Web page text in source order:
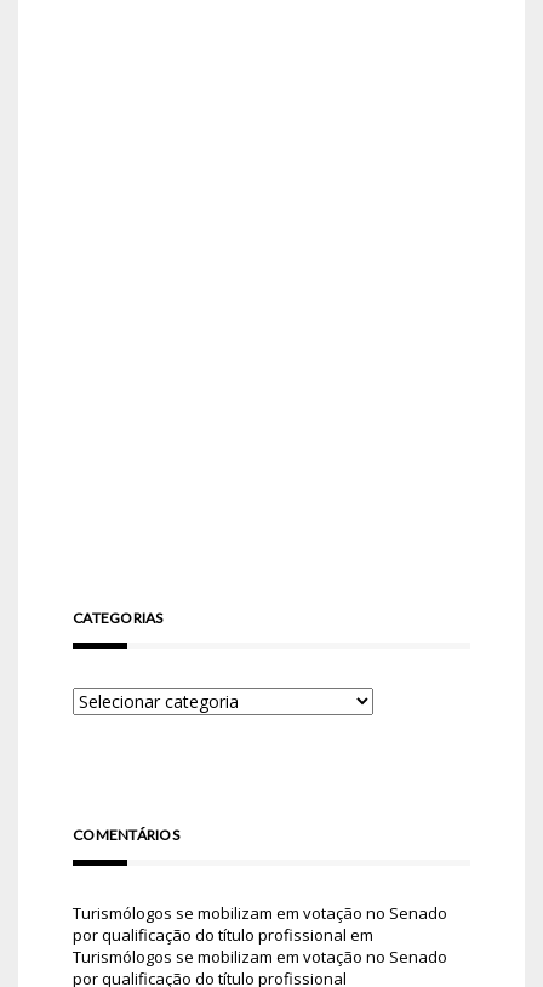
CATEGORIAS
COMENTÁRIOS
Turismólogos se mobilizam em votação no Senado
por qualificação do título profissional em
Turismólogos se mobilizam em votação no Senado
por qualificação do título profissional